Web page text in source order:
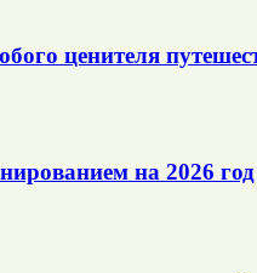
ценителя
на 2026 год